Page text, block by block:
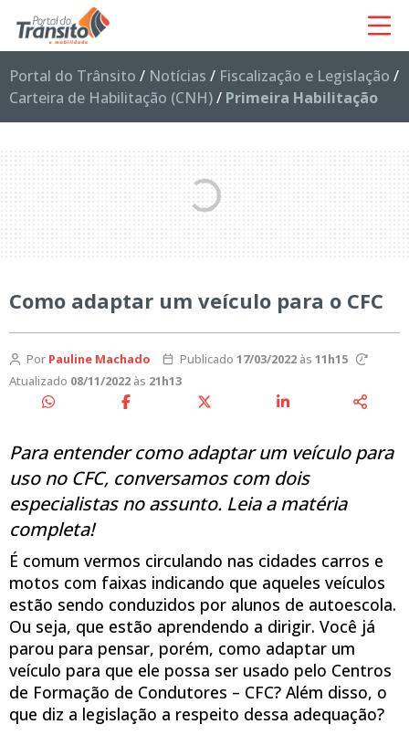
Portal do Trânsito / Notícias / Fiscalização e Legislação /
Carteira de Habilitação (CNH)/ Primeira Habilitação
Como adaptar um veículo para o CFC
Por Pauline Machado Publicado 17/03/2022às 11h15
Atualizado 08/11/2022 às 21h13
Para entender como adaptar um veículo para
uso no CFC, conversamos com dois
especialistas no assunto. Leia a matéria
completa!
É comum vermos circulando nas cidades carros e
motos com faixas indicando que aqueles veículos
estão sendo conduzidos por alunos de autoescola.
Ou seja, que estão aprendendo a dirigir. Você já
parou para pensar, porém, como adaptar um
veículo para que ele possa ser usado pelo Centros
de Formação de Condutores – CFC? Além disso, o
que diz a legislação a respeito dessa adequação?